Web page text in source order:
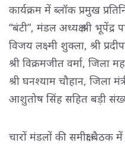
कार्यक्रम में ब्लॉक प्रमुख
“बंटी”, मंडल अध्यक्ष श्री भूपेंद्र
विजय लक्ष्मी शुक्ला, श्री
श्री विक्रमजीत वर्मा, जिला
श्री घनश्याम चौहान, जिला
आशुतोष सिंह सहित बड़ी
चारों मंडलों की समीक्षा बैठक